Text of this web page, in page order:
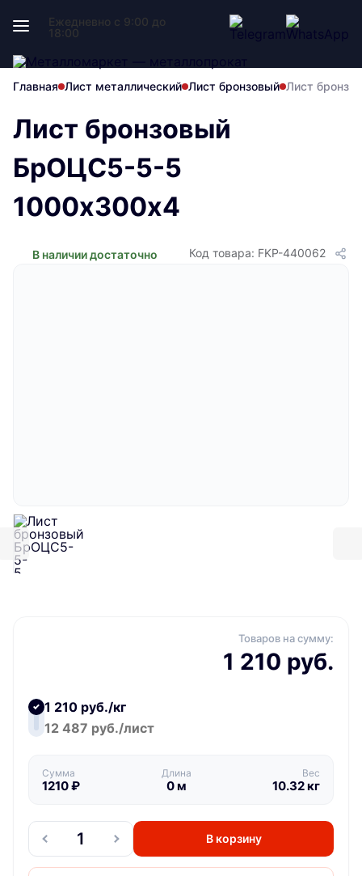
Ежедневно с 9:00 до
18:00
Главная Лист металлический Лист бронзовый Лист
Лист бронзовый
БрОЦС5-5-5
1000х300х4
В наличии достаточно Код товара: FKP-440062
Товаров на сумму:
1 210 руб.
1 210 руб./кг
12 487 руб./лист
Сумма
1210₽
Длина
0м
Вес
10.32кг
В корзину